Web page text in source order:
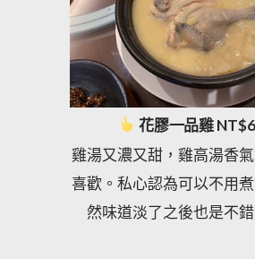
花膠一品雞
雞湯又濃又甜，雞高湯香
喜歡。私心認為可以不用
然味道淡了之後也是不錯